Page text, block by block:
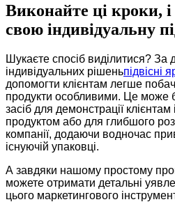
Виконайте ці кроки,
свою індивідуальну
Шукаєте спосіб виділитися? За
індивідуальних рішеньпідвісні
допомогти клієнтам легше
продукти особливими. Це може
засіб для демонстрації клієнтам
продуктом або для глибшого
компанії, додаючи водночас
існуючій упаковці.
А завдяки нашому простому
можете отримати детальні
цього маркетингового